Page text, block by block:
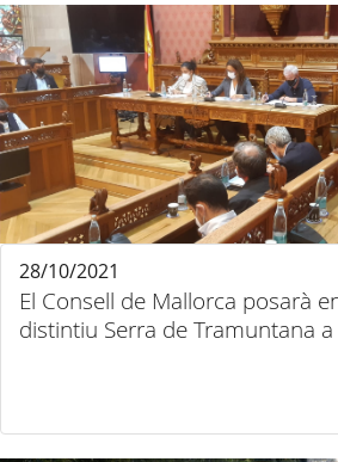
El Consell de Mallorca posarà
distintiu Serra de Tramuntana
28/10/2021